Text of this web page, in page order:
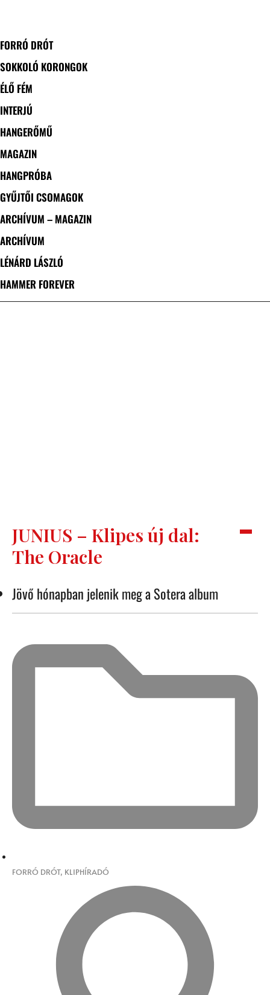
FORRÓ DRÓT
SOKKOLÓ KORONGOK
ÉLŐ FÉM
INTERJÚ
HANGERŐMŰ
MAGAZIN
HANGPRÓBA
GYŰJTŐI CSOMAGOK
ARCHÍVUM – MAGAZIN
ARCHÍVUM
LÉNÁRD LÁSZLÓ
HAMMER FOREVER
JUNIUS – Klipes új dal:
The Oracle
Jövő hónapban jelenik meg a Sotera album
FORRÓ DRÓT, KLIPHÍRADÓ